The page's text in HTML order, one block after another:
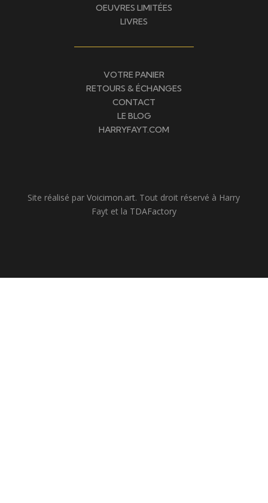
OEUVRES LIMITÉES
LIVRES
VOTRE PANIER
RETOURS & ÉCHANGES
CONTACT
LE BLOG
HARRYFAYT.COM
Site réalisé parVoicimon.art. Tout droit réservé à Harry
Fayt et la TDAFactory